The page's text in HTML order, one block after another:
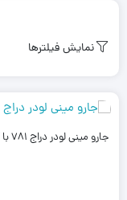
نمایش فیلترها
جارو مینی لودر دراج 781 با آب پاش